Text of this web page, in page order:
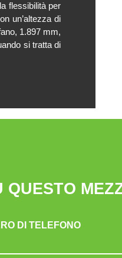
flessibilità per
un’altezza di
1.897 mm,
si tratta di
QUESTO
DI TELEFONO